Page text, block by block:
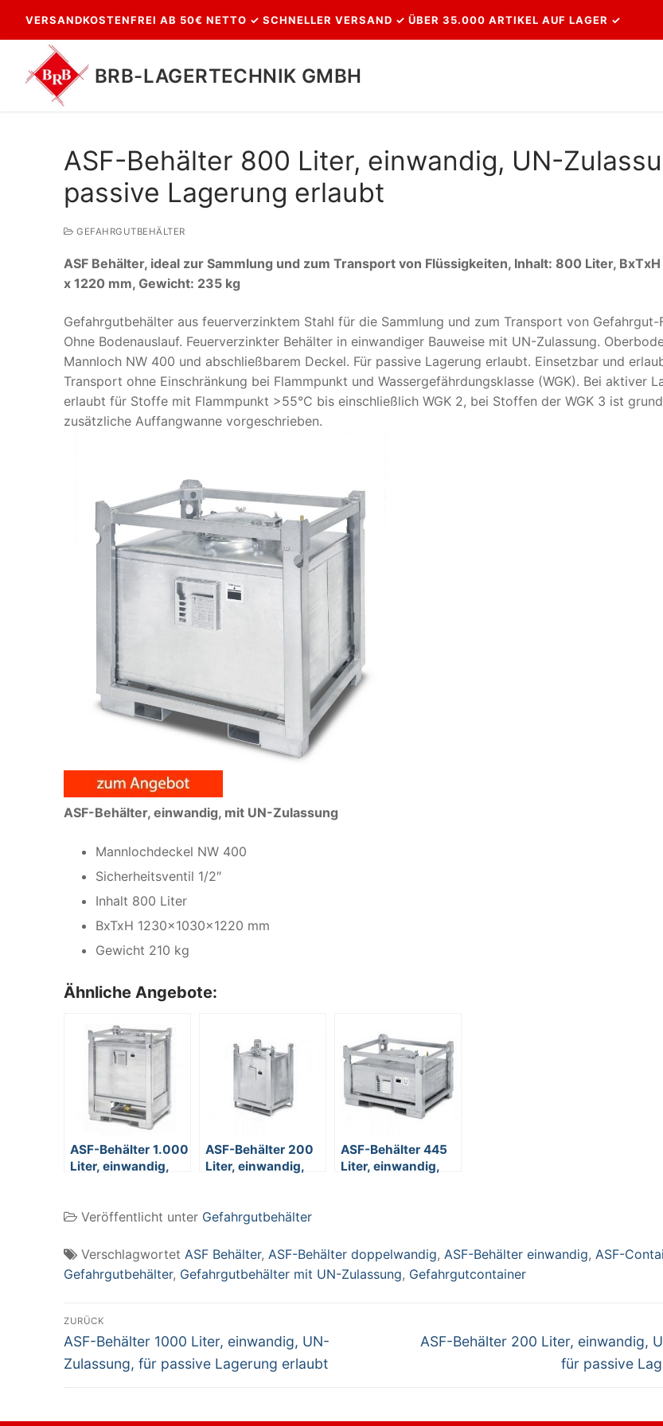
Inhalt
springen
VERSANDKOSTENFREI AB 50€ NETTO ✓ SCHNELLER VERSAND ✓ ÜBER 35.000 ARTIKEL AUF LAGER ✓
BRB-LAGERTECHNIK GMBH
Suchen
ASF-Behälter 800 Liter, einwandig, UN-
passive Lagerung erlaubt
GEFAHRGUTBEHÄLTER
ASF Behälter, ideal zur Sammlung und zum Transport von Flüssigkeiten, Inhalt: 800 Liter,
x 1220 mm, Gewicht: 235 kg
Gefahrgutbehälter aus feuerverzinktem Stahl für die Sammlung und zum Transport von Gefahrgut-
Ohne Bodenauslauf. Feuerverzinkter Behälter in einwandiger Bauweise mit UN-Zulassung.
Mannloch NW 400 und abschließbarem Deckel. Für passive Lagerung erlaubt. Einsetzbar und
Transport ohne Einschränkung bei Flammpunkt und Wassergefährdungsklasse (WGK). Bei aktiver
erlaubt für Stoffe mit Flammpunkt >55°C bis einschließlich WGK 2, bei Stoffen der WGK 3 ist
zusätzliche Auffangwanne vorgeschrieben.
ASF-Behälter, einwandig, mit UN-Zulassung
Mannlochdeckel NW 400
Sicherheitsventil 1/2″
Inhalt 800 Liter
BxTxH 1230x1030x1220 mm
Gewicht 210 kg
Ähnliche Angebote:
ASF-Behälter 1.000
Liter, einwandig,
Lagerung, UN-
ASF-Behälter 200
Liter, einwandig,
erlaubt
ASF-Behälter 445
Liter, einwandig,
Veröffentlicht unter Gefahrgutbehälter
Verschlagwortet ASF Behälter, ASF-Behälter doppelwandig, ASF-Behälter einwandig, ASF-
Gefahrgutbehälter, Gefahrgutbehälter mit UN-Zulassung, Gefahrgutcontainer
Beitragsnavigation
ZURÜCK
Vorheriger
Beitrag:
ASF-Behälter 1000 Liter, einwandig, UN-
Zulassung, für passive Lagerung erlaubt
Nächster
ASF-Behälter 200 Liter, einwandig,
für passive